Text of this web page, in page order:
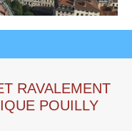
RAVALEMENT
POUILLY